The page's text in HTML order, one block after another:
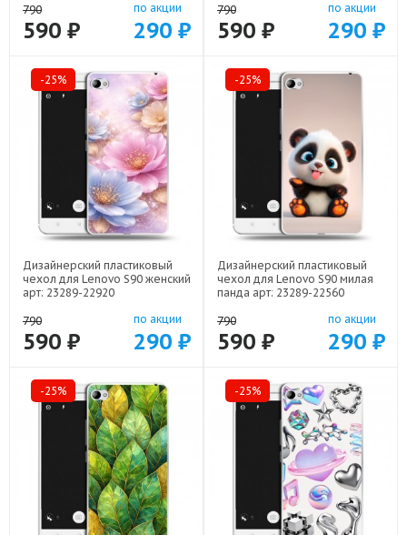
790
590 ₽
по акции
290 ₽
790
590 ₽
по акции
290 ₽
-25%
Дизайнерский пластиковый
чехол для Lenovo S90 женский
арт: 23289-22920
790
590 ₽
по акции
290 ₽
-25%
Дизайнерский пластиковый
чехол для Lenovo S90 милая
панда арт: 23289-22560
790
590 ₽
по акции
290 ₽
-25% -25%